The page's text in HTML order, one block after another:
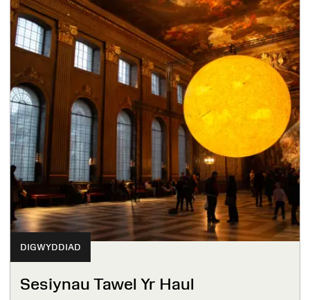
DIGWYDDIAD
Sesiynau Tawel Yr Haul